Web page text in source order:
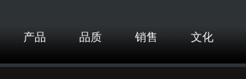
产品 品质 销售 文化